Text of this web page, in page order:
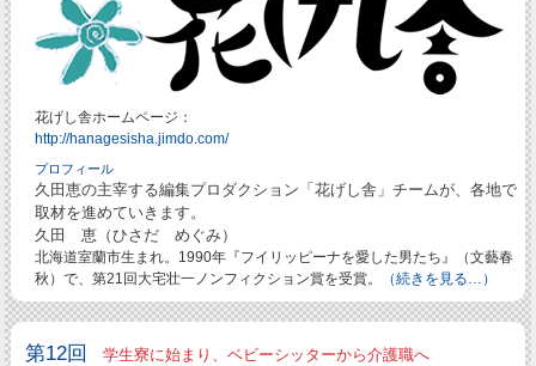
花げし舎ホームページ：
http://hanagesisha.jimdo.com/
プロフィール
久田恵の主宰する編集プロダクション「花げし舎」チームが、各地で
取材を進めていきます。
久田 恵（ひさだ めぐみ）
北海道室蘭市生まれ。1990年『フイリッピーナを愛した男たち』（文藝春
秋）で、第21回大宅壮一ノンフィクション賞を受賞。
（続きを見る…）
第12回 学生寮に始まり、ベビーシッターから介護職へ